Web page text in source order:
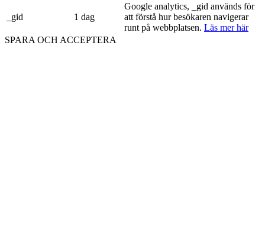
_gid 1 dag
Google analytics, _gid används för
att förstå hur besökaren navigerar
runt på webbplatsen. Läs mer här
SPARA OCH ACCEPTERA